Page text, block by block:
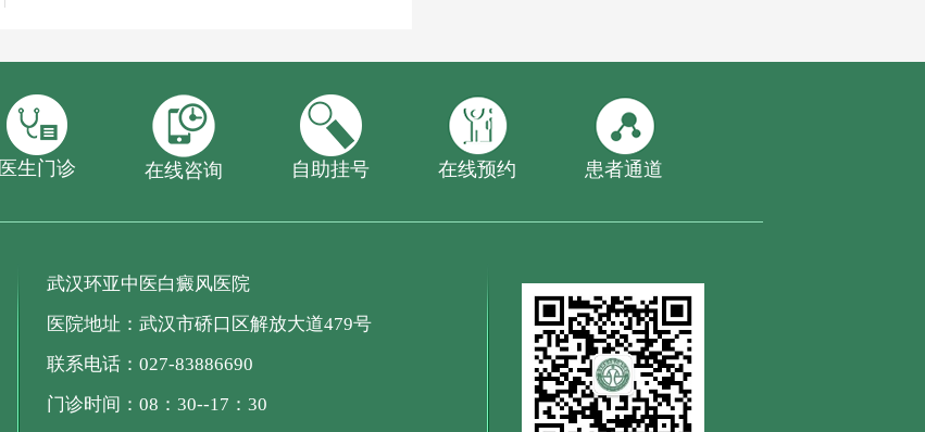
医生门诊 在线咨询 自助挂号 在线预约 患者通道
武汉环亚中医白癜风医院
医院地址：武汉市硚口区解放大道479号
联系电话：027-83886690
门诊时间：08：30--17：30